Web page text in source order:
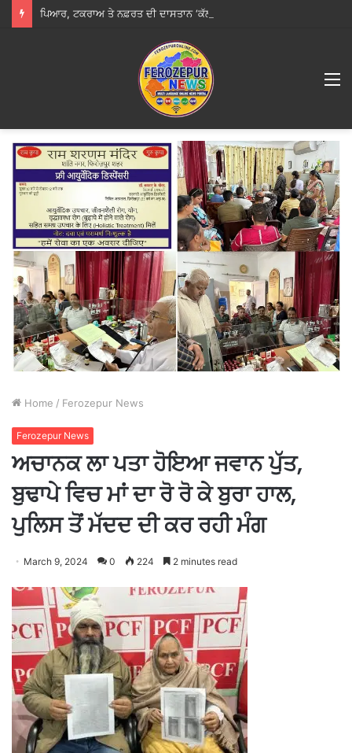
Home / Ferozepur News
Ferozepur News
ਅਚਾਨਕ ਲਾ ਪਤਾ ਹੋਇਆ ਜਵਾਨ ਪੁੱਤ,
ਬੁਢਾਪੇ ਵਿਚ ਮਾਂ ਦਾ ਰੋ ਰੋ ਕੇ ਬੁਰਾ ਹਾਲ,
ਪੁਲਿਸ ਤੋਂ ਮੱਦਦ ਦੀ ਕਰ ਰਹੀ ਮੰਗ
March 9, 2024 0 224 2 minutes read